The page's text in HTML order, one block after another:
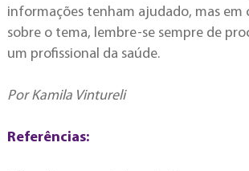
informações tenham ajudado, mas em
sobre o tema, lembre-se sempre de
um profissional da saúde.
Por Kamila Vintureli
Referências: